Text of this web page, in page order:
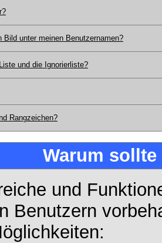
Bild unter meinen Benutzernamen?
und die Ignorierliste?
Rangzeichen?
Warum
und
Benutzern